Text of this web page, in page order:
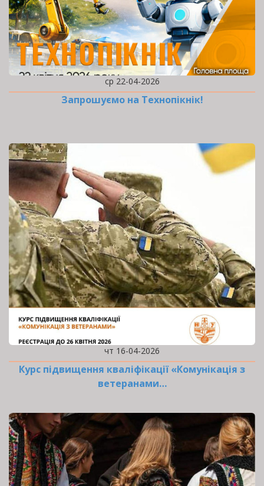
ср 22-04-2026
Запрошуємо на Технопікнік!
чт 16-04-2026
Курс підвищення кваліфікації «Комунікація з
ветеранами…